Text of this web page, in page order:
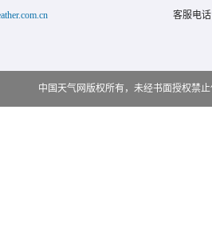
客服电
中国天气网版权所有，未经书面授权